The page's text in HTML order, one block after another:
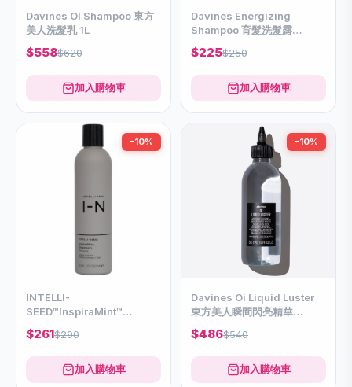
Davines OI Shampoo 東方
美人洗髮乳 1L
$558$620
加入購物車
Davines Energizing
Shampoo 育髮洗髮露
250ml
$225$250
加入購物車
-10%
INTELLI-
SEED™InspiraMint™
Shampoo 250ml
$261$290
加入購物車
-10%
Davines Oi Liquid Luster
東方美人瞬間閃亮精華
300ml
$486$540
加入購物車